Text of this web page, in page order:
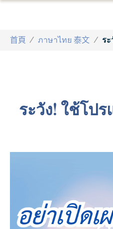
首頁 / ภาษาไทย 泰文 / ร
ระวัง! ใช้โป